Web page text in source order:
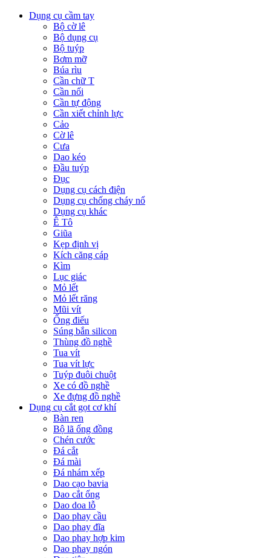
Dụng cụ cầm tay
Bộ cờ lê
Bộ dụng cụ
Bộ tuýp
Bơm mỡ
Búa rìu
Cần chữ T
Cần nối
Cần tự động
Cần xiết chỉnh lực
Cảo
Cờ lê
Cưa
Dao kéo
Đầu tuýp
Đục
Dụng cụ cách điện
Dụng cụ chống cháy nổ
Dụng cụ khác
Ê Tô
Giũa
Kẹp định vị
Kích căng cáp
Kìm
Lục giác
Mỏ lết
Mỏ lết răng
Mũi vít
Ống điếu
Súng bắn silicon
Thùng đồ nghề
Tua vít
Tua vít lực
Tuýp đuôi chuột
Xe có đồ nghề
Xe đựng đồ nghề
Dụng cụ cắt gọt cơ khí
Bàn ren
Bộ lã ống đồng
Chén cước
Đá cắt
Đá mài
Đá nhám xếp
Dao cạo bavia
Dao cắt ống
Dao doa lỗ
Dao phay cầu
Dao phay đĩa
Dao phay hợp kim
Dao phay ngón